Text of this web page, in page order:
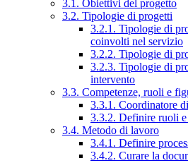
3.1. Obiettivi del progetto
3.2. Tipologie di progetti
3.2.1. Tipologie di
coinvolti nel servizio
3.2.2. Tipologie di
3.2.3. Tipologie di
intervento
3.3. Competenze, ruoli e
3.3.1. Coordinatore
3.3.2. Definire ruoli e
3.4. Metodo di lavoro
3.4.1. Definire
3.4.2. Curare la